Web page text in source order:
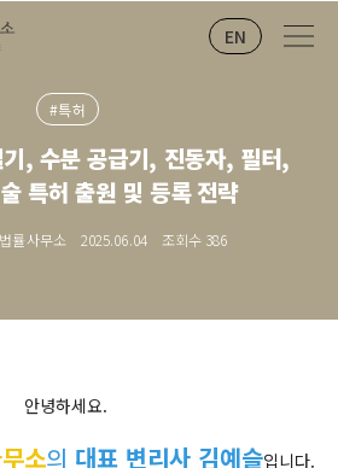
EN
#특허
, 수분 공급기, 진동자, 필터,
특허 출원 및 등록 전략
률사무소 2025.06.04 조회수 386
안녕하세요.
소의 대표 변리사 김예슬입니다.